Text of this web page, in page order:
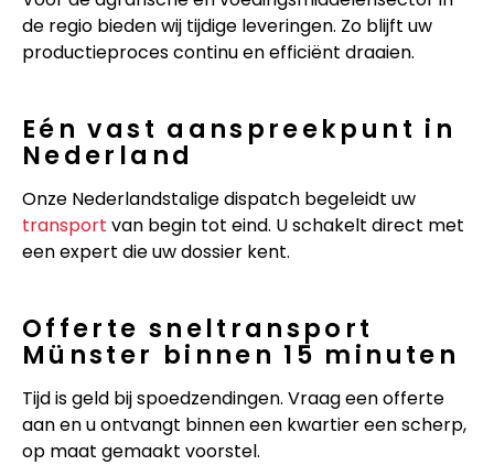
de regio bieden wij tijdige leveringen. Zo blijft uw
productieproces continu en efficiënt draaien.
Eén vast aanspreekpunt in
Nederland
Onze Nederlandstalige dispatch begeleidt uw
transport van begin tot eind. U schakelt direct met
een expert die uw dossier kent.
Offerte sneltransport
Münster binnen 15 minuten
Tijd is geld bij spoedzendingen. Vraag een offerte
aan en u ontvangt binnen een kwartier een scherp,
op maat gemaakt voorstel.